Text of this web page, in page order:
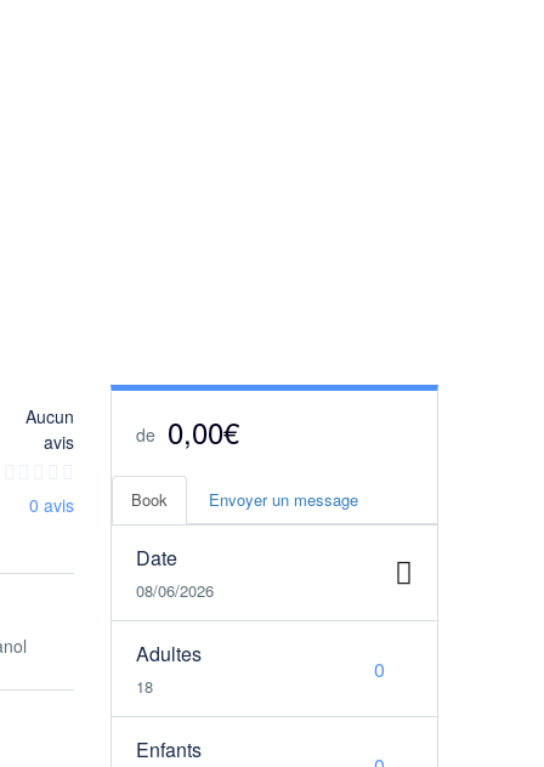
Aucun
avis
0 avis
de 0,00€
Book Envoyer un message
Date
08/06/2026
Adultes
18
Enfants